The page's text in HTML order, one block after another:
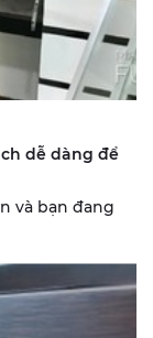
dễ dàng để
và bạn đang